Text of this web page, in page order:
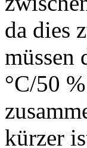
da dies
müssen
°C/50
kürzer